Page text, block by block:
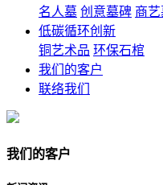
名人墓 创意墓碑 商
低碳循环创新
铜艺术品 环保石棺
我们的客户
联络我们
我们的客户